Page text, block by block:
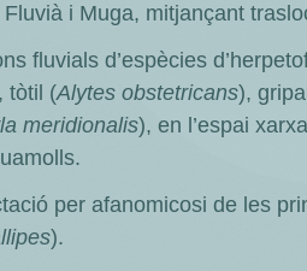
i Muga, mitjançant
fluvials d’espècies
tòtil (Alytes obstetricans),
meridionalis), en l’espai
per afanomicosi de les
).